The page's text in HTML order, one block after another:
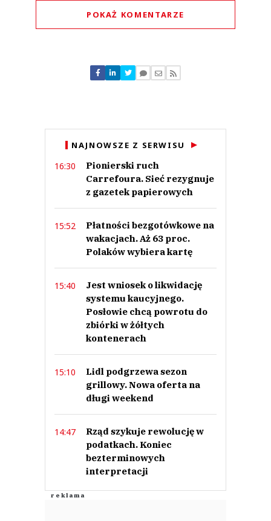
POKAŻ KOMENTARZE
Nie znaleziono komentarzy
Zostaw swoje komentarze
NAJNOWSZE Z SERWISU
16:30
Pionierski ruch
Carrefoura. Sieć rezygnuje
z gazetek papierowych
15:52
Płatności bezgotówkowe na
wakacjach. Aż 63 proc.
Polaków wybiera kartę
15:40
Jest wniosek o likwidację
systemu kaucyjnego.
Posłowie chcą powrotu do
zbiórki w żółtych
kontenerach
15:10
Lidl podgrzewa sezon
grillowy. Nowa oferta na
długi weekend
14:47
Rząd szykuje rewolucję w
podatkach. Koniec
bezterminowych
interpretacji